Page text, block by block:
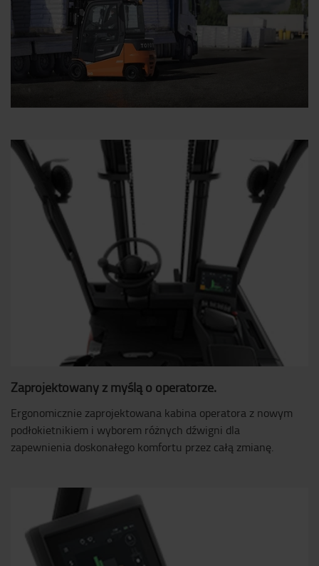
Zaprojektowany z myślą o operatorze.
Ergonomicznie zaprojektowana kabina operatora z nowym
podłokietnikiem i wyborem różnych dźwigni dla
zapewnienia doskonałego komfortu przez całą zmianę.